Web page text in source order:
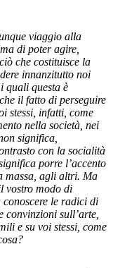
viaggio alla
di poter agire,
che costituisce la
innanzitutto noi
quali questa è
il fatto di perseguire
stessi, infatti, come
nella società, nei
significa,
con la socialità
porre l’accento
massa, agli altri. Ma
vostro modo di
conoscere le radici di
convinzioni sull’arte,
e su voi stessi, come